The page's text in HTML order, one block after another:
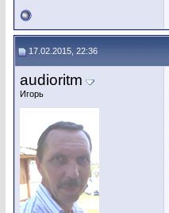
17.02.2015, 22:36
audioritm
Игорь